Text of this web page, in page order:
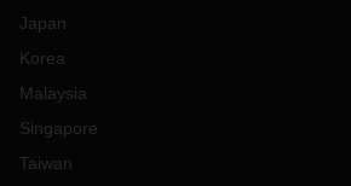
Japan
Korea
Malaysia
Singapore
Taiwan